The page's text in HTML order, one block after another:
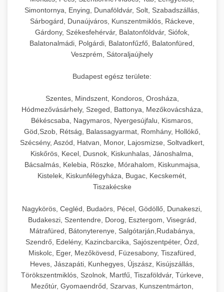
hőmérséklet-szabályozással.
chef-iparikonyhagepek.hu
kereskedelmi sütősütő
Professzionális hűtőegységek és hűtőkamrák
kereskedelmi konyhák számára.
Energiahatékony hűtési megoldások nagy
kapacitással.
💧 26. Ipari Mosogatógép +
Kereskedelmi mosogatóberendezések nagy
forgalmú éttermi műveletekhez. Gyors tisztítási
ciklusok fertőtlenítési képességekkel.
chef-iparikonyhagepek.hu
kereskedelmi mosogatógép
élelmiszer-előkészítéshez. Különböző reszelési
méretek különböző alkalmazásokhoz.
chef-iparikonyhagepek.hu
kereskedelmi sajtreszelő
🍳 28. Nagykonyhai
Berendezések
+
Teljes körű nagykonyhai berendezések és
professzionális vendéglátóipari kellékek.
Minden, ami szükséges éttermi és catering
műveletekhez.
chef-iparikonyhagepek.hu
kereskedelmi konyhai megoldások
Simontornya, Enying, Dunaföldvár, Solt, Szabadszállás,
Sárbogárd, Dunaújváros, Kunszentmiklós, Ráckeve,
Gárdony, Székesfehérvár, Balatonföldvár, Siófok,
Balatonalmádi, Polgárdi, Balatonfűzfő, Balatonfüred,
Veszprém, Sátoraljaújhely
Budapest egész területe:
Szentes, Mindszent, Kondoros, Orosháza,
Hódmezővásárhely, Szeged, Battonya, Mezőkovácsháza,
Békéscsaba, Nagymaros, Nyergesújfalu, Kismaros,
Göd,Szob, Rétság, Balassagyarmat, Romhány, Hollókő,
Szécsény, Aszód, Hatvan, Monor, Lajosmizse, Soltvadkert,
Kiskőrös, Kecel, Dusnok, Kiskunhalas, Jánoshalma,
Bácsalmás, Kelebia, Röszke, Mórahalom, Kiskunmajsa,
Kistelek, Kiskunfélegyháza, Bugac, Kecskemét,
Tiszakécske
Nagykörös, Cegléd, Budaörs, Pécel, Gödöllő, Dunakeszi,
Budakeszi, Szentendre, Dorog, Esztergom, Visegrád,
Mátrafüred, Bátonyterenye, Salgótarján,Rudabánya,
Szendrő, Edelény, Kazincbarcika, Sajószentpéter, Ózd,
Miskolc, Eger, Mezőkövesd, Füzesabony, Tiszafüred,
Heves, Jászapáti, Kunhegyes, Újszász, Kisújszállás,
Törökszentmiklós, Szolnok, Martfű, Tiszaföldvár, Túrkeve,
Mezőtúr, Gyomaendrőd, Szarvas, Kunszentmárton,